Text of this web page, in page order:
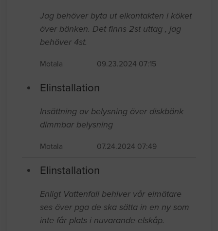
Jag behöver byta ut elkontakten i köket
över bänken. Det finns 2st uttag , jag
behöver 4st.
Motala 09.23.2024 07:15
Elinstallation
Insättning av belysning över diskbänk
dimmbar belysning
Motala 07.24.2024 07:49
Elinstallation
Enligt Vattenfall behlver vår elmätare
ses över pga de ska sätta in en ny som
inte får plats i nuvarande elskåp.